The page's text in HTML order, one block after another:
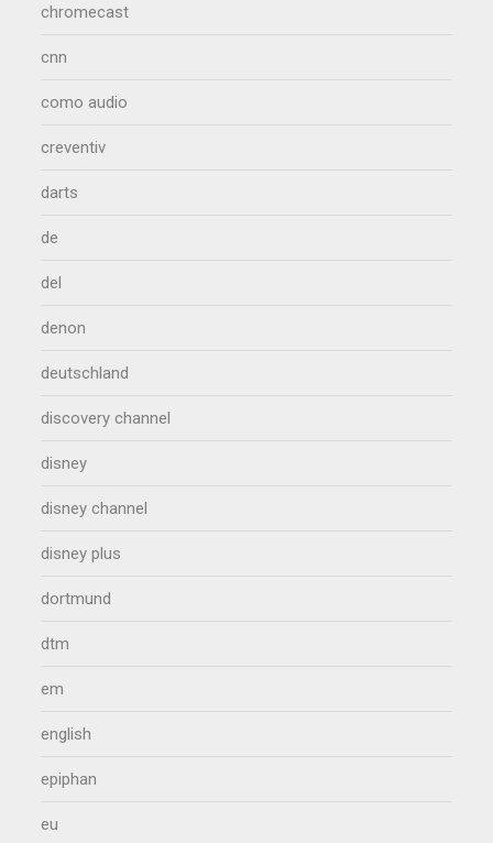
chromecast
cnn
como audio
creventiv
darts
de
del
denon
deutschland
discovery channel
disney
disney channel
disney plus
dortmund
dtm
em
english
epiphan
eu